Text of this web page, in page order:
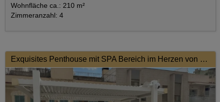
Wohnfläche ca.: 210 m²
Zimmeranzahl: 4
Exquisites Penthouse mit SPA Bereich im Herzen von Palma